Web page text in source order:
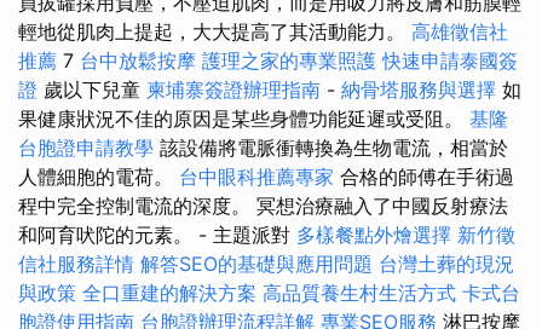
輕地從肌肉上提起，大大提高了其活動能力。 高雄徵信社
推薦 7 台中放鬆按摩 護理之家的專業照護 快速申請泰國簽
證 歲以下兒童 柬埔寨簽證辦理指南 - 納骨塔服務與選擇 如
果健康狀況不佳的原因是某些身體功能延遲或受阻。 基隆
台胞證申請教學 該設備將電脈衝轉換為生物電流，相當於
人體細胞的電荷。 台中眼科推薦專家 合格的師傅在手術過
程中完全控制電流的深度。 冥想治療融入了中國反射療法
和阿育吠陀的元素。 - 主題派對 多樣餐點外燴選擇 新竹徵
信社服務詳情 解答SEO的基礎與應用問題 台灣土葬的現況
與政策 全口重建的解決方案 高品質養生村生活方式 卡式台
胞證使用指南 台胞證辦理流程詳解 專業SEO服務 淋巴按摩